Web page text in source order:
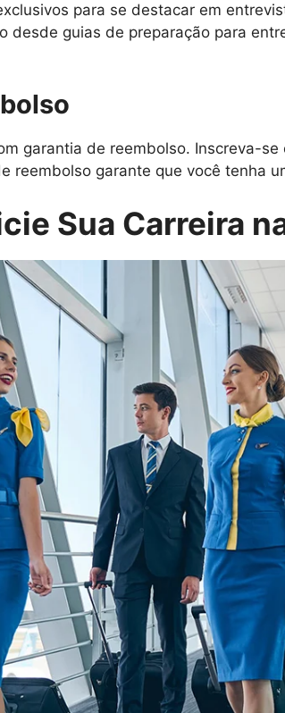
para se destacar em
desde guias de preparação para
garantia de reembolso. Inscreva-
reembolso garante que você tenha
Sua Carreira